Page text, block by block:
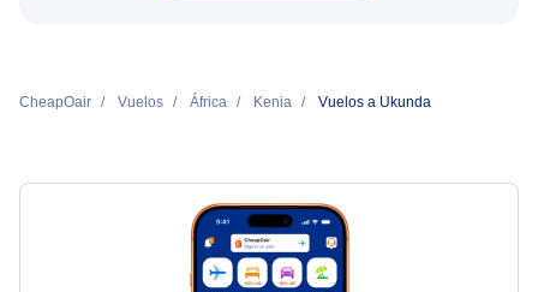
CheapOair Vuelos África Kenia Vuelos a Ukunda